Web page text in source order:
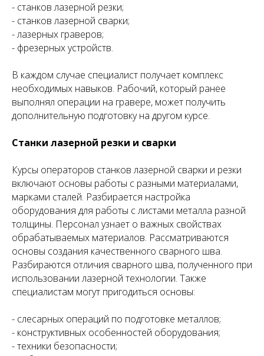
- станков лазерной резки;
- станков лазерной сварки;
- лазерных граверов;
- фрезерных устройств.
В каждом случае специалист получает комплекс
необходимых навыков. Рабочий, который ранее
выполнял операции на гравере, может получить
дополнительную подготовку на другом курсе.
Станки лазерной резки и сварки
Курсы операторов станков лазерной сварки и резки
включают основы работы с разными материалами,
марками сталей. Разбирается настройка
оборудования для работы с листами металла разной
толщины. Персонал узнает о важных свойствах
обрабатываемых материалов. Рассматриваются
основы создания качественного сварного шва.
Разбираются отличия сварного шва, полученного при
использовании лазерной технологии. Также
специалистам могут пригодиться основы:
- слесарных операций по подготовке металлов;
- конструктивных особенностей оборудования;
- техники безопасности;